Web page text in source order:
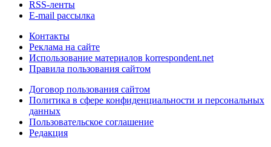
RSS-ленты
E-mail рассылка
Контакты
Реклама на сайте
Использование материалов korrespondent.net
Правила пользования сайтом
Договор пользования сайтом
Политика в сфере конфиденциальности и персональных
данных
Пользовательское соглашение
Редакция